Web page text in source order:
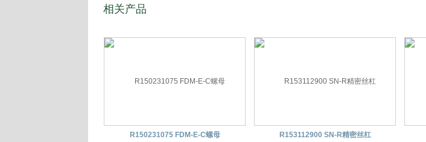
相关产品
R150231075 FDM-E-C螺母 R153112900 SN-R精密丝杠